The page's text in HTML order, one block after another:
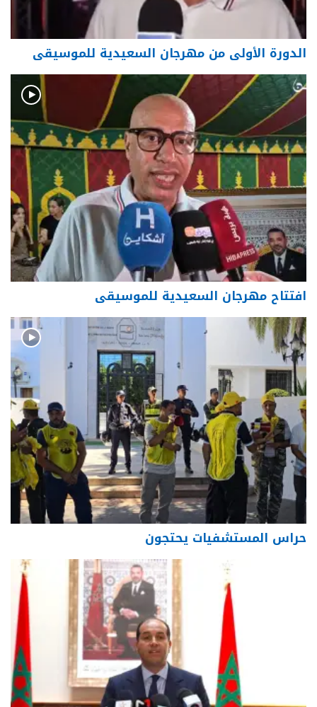
الدورة الأولى من مهرجان السعيدية للموسيقى
افتتاح مهرجان السعيدية للموسيقى
حراس المستشفيات يحتجون